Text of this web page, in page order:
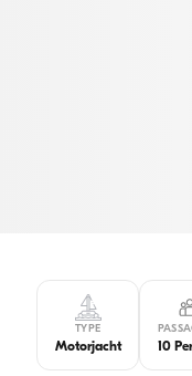
TYPE
Motorjacht 10